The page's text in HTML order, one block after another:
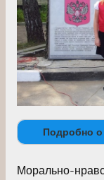
Подробно о
Морально-